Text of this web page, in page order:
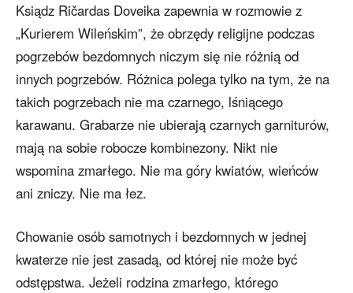
Ksiądz Ričardas Doveika zapewnia w rozmowie z
„Kurierem Wileńskim”, że obrzędy religijne podczas
pogrzebów bezdomnych niczym się nie różnią od
innych pogrzebów. Różnica polega tylko na tym, że na
takich pogrzebach nie ma czarnego, lśniącego
karawanu. Grabarze nie ubierają czarnych garniturów,
mają na sobie robocze kombinezony. Nikt nie
wspomina zmarłego. Nie ma góry kwiatów, wieńców
ani zniczy. Nie ma łez.
Chowanie osób samotnych i bezdomnych w jednej
kwaterze nie jest zasadą, od której nie może być
odstępstwa. Jeżeli rodzina zmarłego, którego